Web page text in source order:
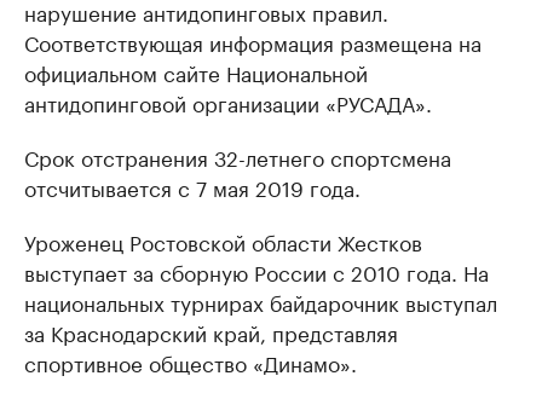
нарушение антидопинговых правил.
Соответствующая информация размещена на
официальном сайте Национальной
антидопинговой организации «РУСАДА».
Срок отстранения 32-летнего спортсмена
отсчитывается с 7 мая 2019 года.
Уроженец Ростовской области Жестков
выступает за сборную России с 2010 года. На
национальных турнирах байдарочник выступал
за Краснодарский край, представляя
спортивное общество «Динамо».